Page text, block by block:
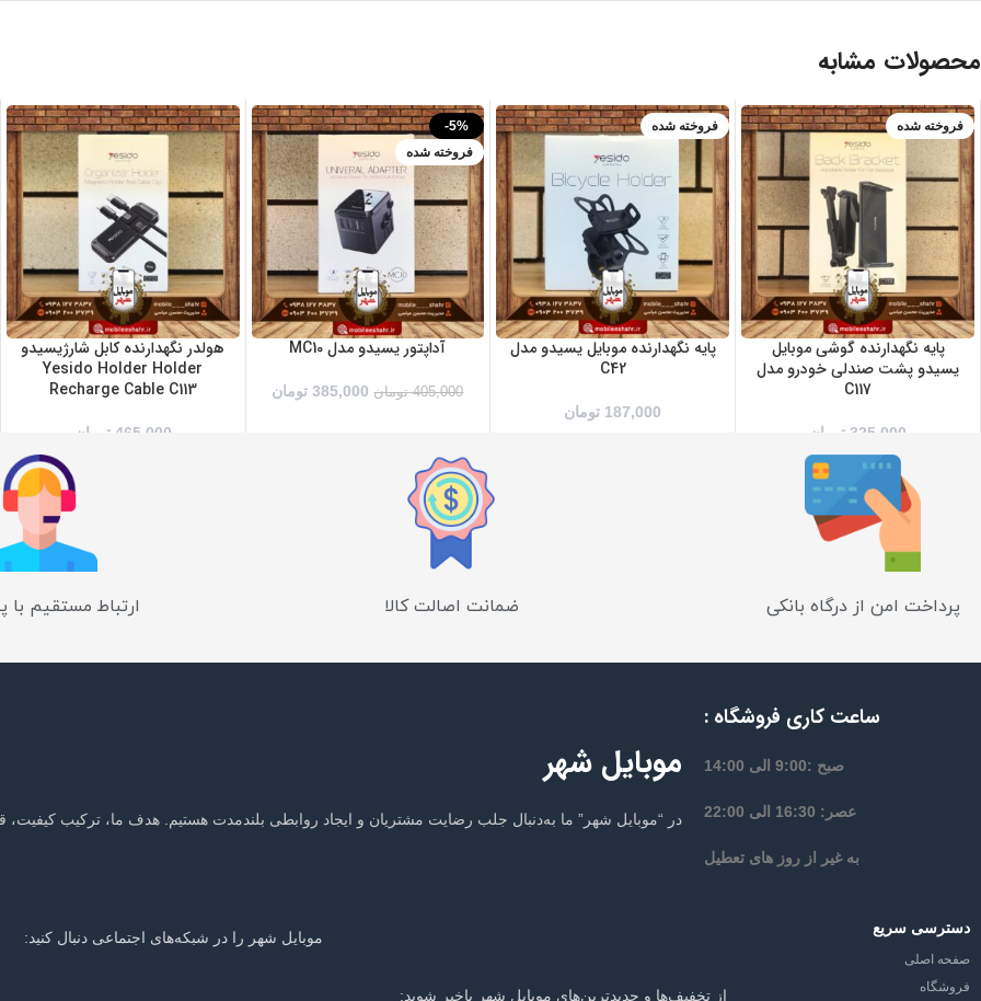
محصولات مشابه
فروخته شده
پایه نگهدارنده گوشی موبایل
یسیدو پشت صندلی خودرو مدل
C117
325,000 تومان
فروخته شده
پایه نگهدارنده موبایل یسیدو مدل
C42
187,000 تومان
-5%
فروخته شده
آداپتور یسیدو مدل MC10
405,000 تومان 385,000 تومان
هولدر نگهدارنده کابل شارژیسیدو
Yesido Holder Holder
Recharge Cable C113
465,000 تومان
پرداخت امن از درگاه بانکی ضمانت اصالت کالا ارتباط مستقیم با
ساعت کاری فروشگاه :
صبح :9:00 الی 14:00
عصر: 16:30 الی 22:00
به غیر از روز های تعطیل
موبایل شهر
در “موبایل شهر” ما به‌دنبال جلب رضایت مشتریان و ایجاد روابطی بلندمدت هستیم. هدف ما، ترکیب
دسترسی سریع
صفحه اصلی
فروشگاه
از تخفیف‌ها و جدیدترین‌های موبایل شهر باخبر شوید:
موبایل شهر را در شبکه‌های اجتماعی دنبال کنید: